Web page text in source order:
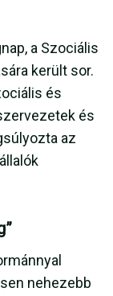
a Szociális
került sor.
és
és
az
nehezebb